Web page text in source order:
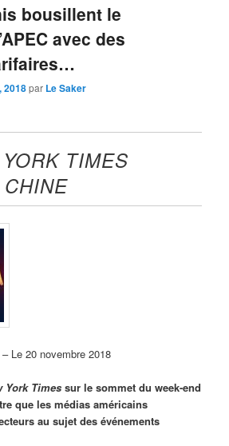
bousillent le
avec des
2018par Le Saker
TIMES
– Le 20 novembre 2018
York Times sur le sommet du week-end
que les médias américains
au sujet des événements